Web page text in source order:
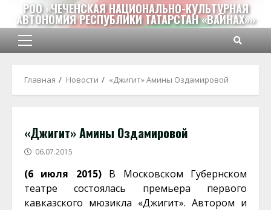
Перейти
содержимому
РОО «ЧЕЧЕНСКАЯ НАЦИОНАЛЬНО-КУЛЬТУРНАЯ
АВТОНОМИЯ РЕСПУБЛИКИ ТАТАРСТАН «ВАЙНАХ»»
Основное
Главная Новости «Джигит» Амины Оздамировой
«Джигит» Амины Оздамировой
06.07.2015
(6 июля 2015)В Московском Губернском
театре состоялась премьера первого
кавказского мюзикла «Джигит». Автором и